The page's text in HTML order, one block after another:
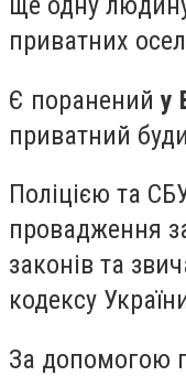
приватних
Є поранений у
приватний
Поліцією та
провадження
законів та
кодексу
За допомогою